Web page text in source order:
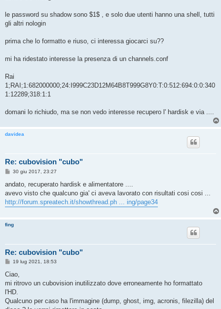
le password su shadow sono $1$ , e solo due utenti hanno una shell, tutti
gli altri nologin
prima che lo formatto e riuso, ci interessa giocarci su??
mi ha ridestato interesse la presenza di un channels.conf
Rai
1;RAI;1:682000000;24:I999C23D12M64B8T999G8Y0:T:0:512:694:0:0:340
1:12289;318:1:1
domani lo richiudo, ma se non vedo interesse recupero l' hardisk e via ....
davidea
Re: cubovision "cubo"
M
s
a
g
g
30 giu 2017, 23:27
andato, recuperato hardisk e alimentatore ....
avevo visto che qualcuno gia' ci aveva lavorato con risultati cosi cosi ...
http://forum.spreatech.it/showthread.ph ... ing/page34
fing
Re: cubovision "cubo"
M
s
a
g
i
19 lug 2021, 18:53
Ciao,
mi ritrovo un cubovision inutilizzato dove erroneamente ho formattato
l'HD.
Qualcuno per caso ha l'immagine (dump, ghost, img, acronis, filezilla) del